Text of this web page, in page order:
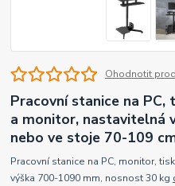
Ohodnotit
Pracovní stanice na PC,
a monitor, nastavitelná
nebo ve stoje 70-109
Pracovní stanice na PC, monitor,
výška 700-1090 mm, nosnost 30 kg